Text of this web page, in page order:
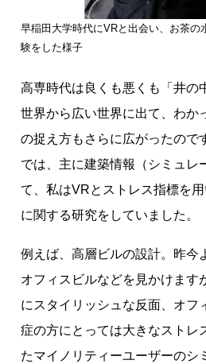
早稲田大学時代にVRと出会い、お茶の
験をした様子
高専時代は良くも悪くも「井の
世界から広い世界に出て、わか
の捉え方もさらに広がったので
では、主に建築情報（シミュレ
て、私はVRとストレス指標を
に関する研究をしていました。
例えば、高層ビルの設計。昨今
オフィスビルなどを見かけます
にスタイリッシュな反面、オフ
症の方にとっては大きなストレ
たマイノリティーユーザーのシ